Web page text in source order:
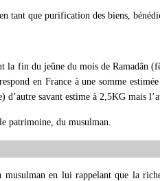
tant que purification des biens,
la fin du jeûne du mois de Ramadân
en France à une somme
d’autre savant estime à 2,5KG mais
patrimoine, du musulman.
en lui rappelant que la